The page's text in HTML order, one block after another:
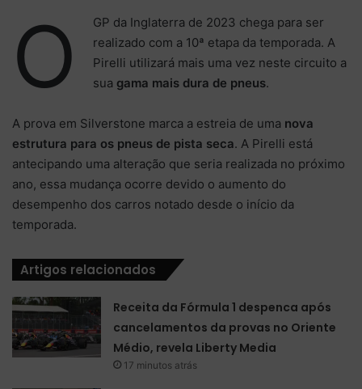
O
GP da Inglaterra de 2023 chega para ser
realizado com a 10ª etapa da temporada. A
Pirelli utilizará mais uma vez neste circuito a
sua gama mais dura de pneus.
A prova em Silverstone marca a estreia de uma nova
estrutura para os pneus de pista seca. A Pirelli está
antecipando uma alteração que seria realizada no próximo
ano, essa mudança ocorre devido o aumento do
desempenho dos carros notado desde o início da
temporada.
Artigos relacionados
Receita da Fórmula 1 despenca após
cancelamentos da provas no Oriente
Médio, revela Liberty Media
17 minutos atrás